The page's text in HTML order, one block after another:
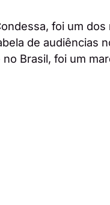
foi um
de audiências
Brasil, foi um